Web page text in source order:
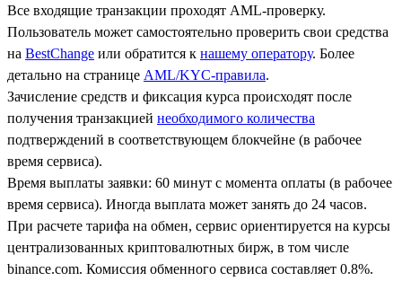
Все входящие транзакции проходят AML-проверку.
Пользователь может самостоятельно проверить свои средства
на BestChange или обратится к нашему оператору. Более
детально на странице AML/KYC-правила.
Зачисление средств и фиксация курса происходят после
получения транзакцией необходимого количества
подтверждений в соответствующем блокчейне (в рабочее
время сервиса).
Время выплаты заявки: 60 минут с момента оплаты (в рабочее
время сервиса). Иногда выплата может занять до 24 часов.
При расчете тарифа на обмен, сервис ориентируется на курсы
централизованных криптовалютных бирж, в том числе
binance.com. Комиссия обменного сервиса составляет 0.8%.